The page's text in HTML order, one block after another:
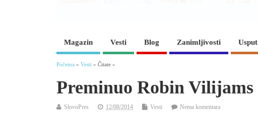
Magazin Vesti Blog Zanimljivosti Usput
Početna » Vesti » Čitate »
Preminuo Robin Vilijams
SlovoPres 12/08/2014 Vesti Nema komentara